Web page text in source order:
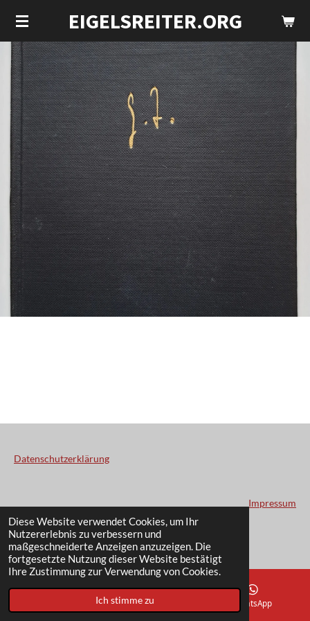
Diese Website verwendet Cookies, um Ihr
Nutzererlebnis zu verbessern und
maßgeschneiderte Anzeigen anzuzeigen. Die
fortgesetzte Nutzung dieser Website bestätigt
Ihre Zustimmung zur Verwendung von Cookies.
Ich stimme zu
Zum
Hauptinhalt
springen
EIGELSREITER.ORG
Datenschutzerklärung
Impressum
© 2022 - 2026 EIGELSREITER.ORG
Mit Unterstützung vonWebador
Telefon WhatsApp